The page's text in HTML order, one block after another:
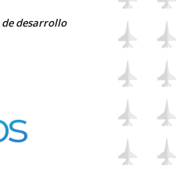
de desarrollo